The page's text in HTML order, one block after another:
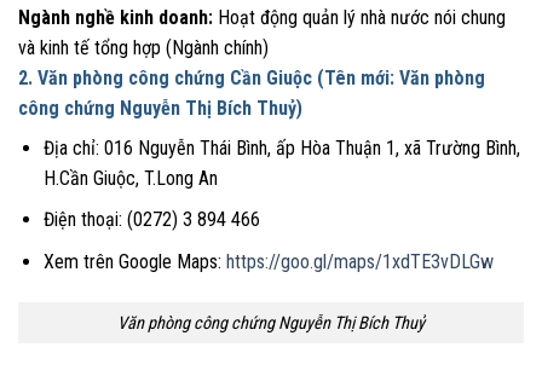
Ngành nghề kinh doanh: Hoạt động quản lý nhà nước nói chung
và kinh tế tổng hợp (Ngành chính)
2. Văn phòng công chứng Cần Giuộc (Tên mới: Văn phòng
công chứng Nguyễn Thị Bích Thuỷ)
Địa chỉ: 016 Nguyễn Thái Bình, ấp Hòa Thuận 1, xã Trường Bình,
H.Cần Giuộc, T.Long An
Điện thoại: (0272) 3 894 466
Xem trên Google Maps: https://goo.gl/maps/1xdTE3vDLGw
Văn phòng công chứng Nguyễn Thị Bích Thuỷ